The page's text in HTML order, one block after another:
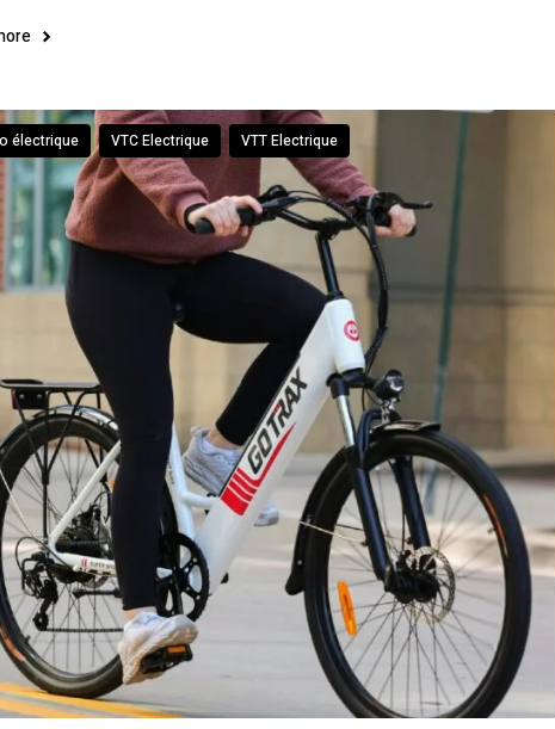
électrique VTC Electrique VTT Electrique